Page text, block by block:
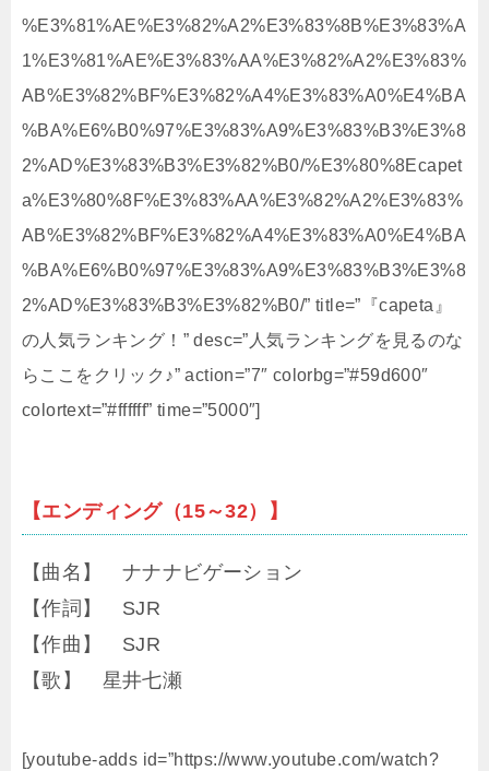
%E3%81%AE%E3%82%A2%E3%83%8B%E3%83%A
1%E3%81%AE%E3%83%AA%E3%82%A2%E3%83%
AB%E3%82%BF%E3%82%A4%E3%83%A0%E4%BA
%BA%E6%B0%97%E3%83%A9%E3%83%B3%E3%8
2%AD%E3%83%B3%E3%82%B0/%E3%80%8Ecapet
a%E3%80%8F%E3%83%AA%E3%82%A2%E3%83%
AB%E3%82%BF%E3%82%A4%E3%83%A0%E4%BA
%BA%E6%B0%97%E3%83%A9%E3%83%B3%E3%8
2%AD%E3%83%B3%E3%82%B0/” title=”『capeta』
の人気ランキング！” desc=”人気ランキングを見るのな
らここをクリック♪” action=”7″ colorbg=”#59d600″
colortext=”#ffffff” time=”5000″]
【エンディング（15～32）】
【曲名】 ナナナビゲーション
【作詞】 SJR
【作曲】 SJR
【歌】 星井七瀬
[youtube-adds id=”https://www.youtube.com/watch?